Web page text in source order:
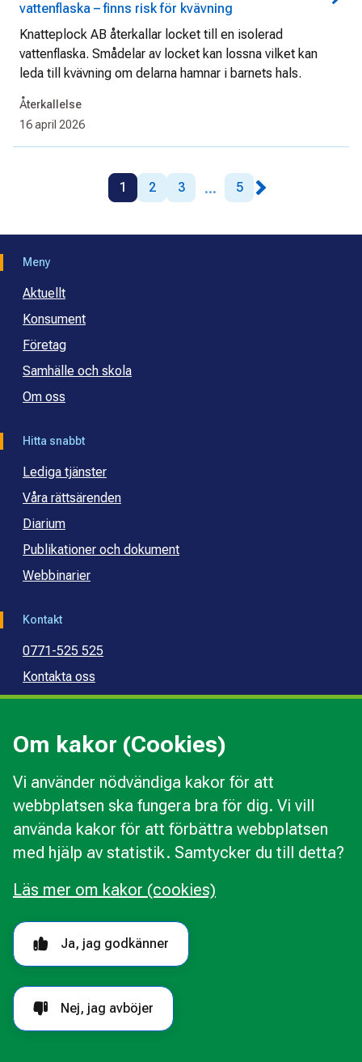
Om kakor (Cookies)
Vi använder nödvändiga kakor för att
webbplatsen ska fungera bra för dig. Vi vill
använda kakor för att förbättra webbplatsen
med hjälp av statistik. Samtycker du till detta?
Ja, jag godkänner
Nej, jag avböjer
Läs mer om kakor (cookies)
vattenflaska – finns risk för kvävning
Knatteplock AB återkallar locket till en isolerad
vattenflaska. Smådelar av locket kan lossna vilket kan
leda till kvävning om delarna hamnar i barnets hals.
Återkallelse
16 april 2026
1 2 3 ... 5
Meny
Aktuellt
Konsument
Företag
Samhälle och skola
Om oss
Hitta snabbt
Lediga tjänster
Våra rättsärenden
Diarium
Publikationer och dokument
Webbinarier
Kontakt
0771-525 525
Kontakta oss
Press
Kommunal budget- och skuldrådgivning
Om webbplatsen
Behandling av personuppgifter